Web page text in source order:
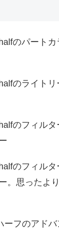
のパートカ
のライト
のフィル
のフィルタ
。思ったよ
ーフのアド